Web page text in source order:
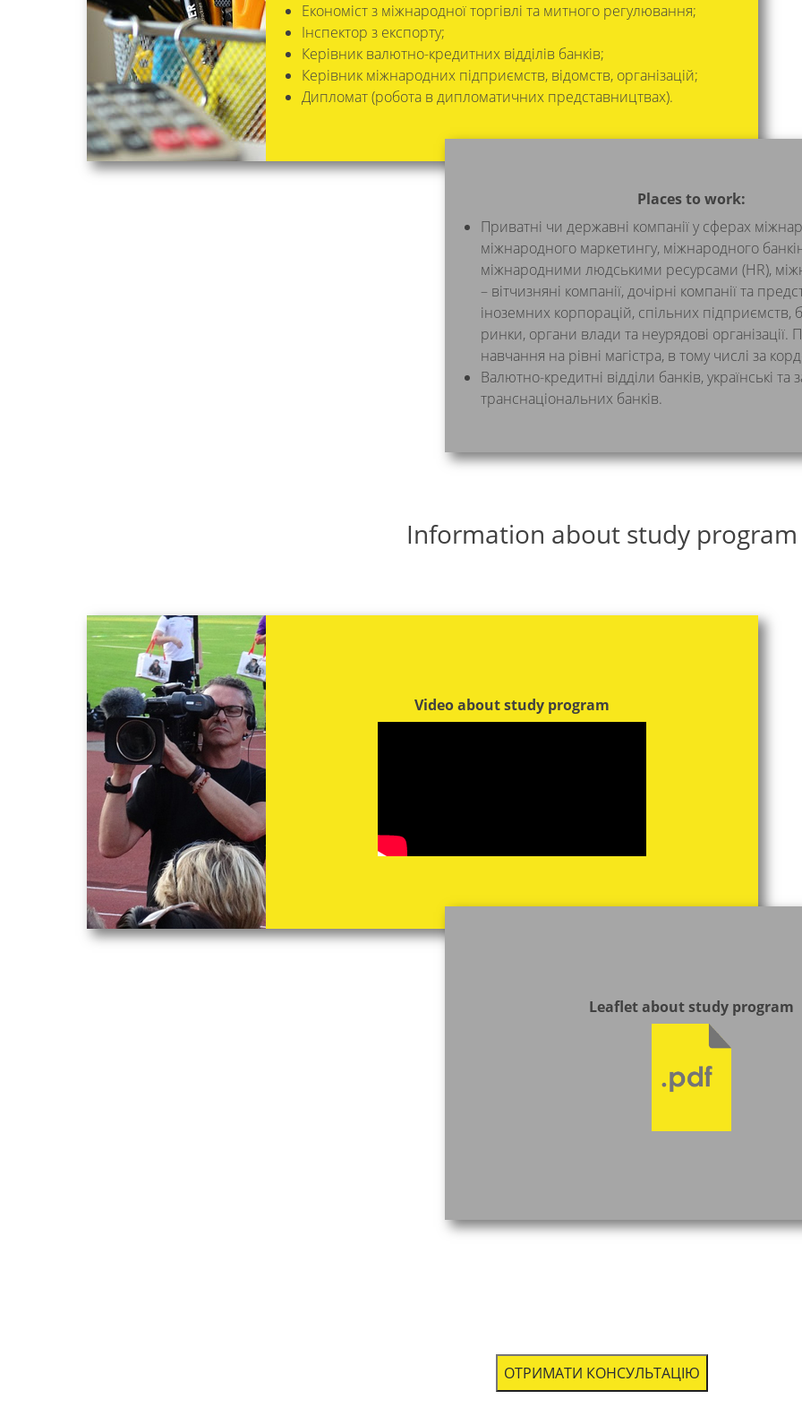
Економіст з міжнародної торгівлі та митного регулювання;
Інспектор з експорту;
Керівник валютно-кредитних відділів банків;
Керівник міжнародних підприємств, відомств, організацій;
Дипломат (робота в дипломатичних представництвах).
Places to work:
Приватні чи державні компанії у сферах
міжнародного маркетингу, міжнародного
міжнародними людськими ресурсами (HR),
– вітчизняні компанії, дочірні компанії та
іноземних корпорацій, спільних підприємств,
ринки, органи влади та неурядові
навчання на рівні магістра, в тому числі за
Валютно-кредитні відділи банків, українські та
транснаціональних банків.
Information about study program
Video about study program
Leaflet about study program
ОТРИМАТИ КОНСУЛЬТАЦІЮ